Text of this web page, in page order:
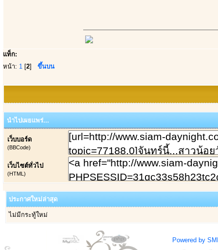
แท็ก:
หน้า: 1 [2] ขึ้นบน
นำไปเผยแพร่...
เว็บบอร์ด
(BBCode)
เว็บไซต์ทั่วไป
(HTML)
ประกาศใหม่ล่าสุด
ไม่มีกระทู้ใหม่
Powered by